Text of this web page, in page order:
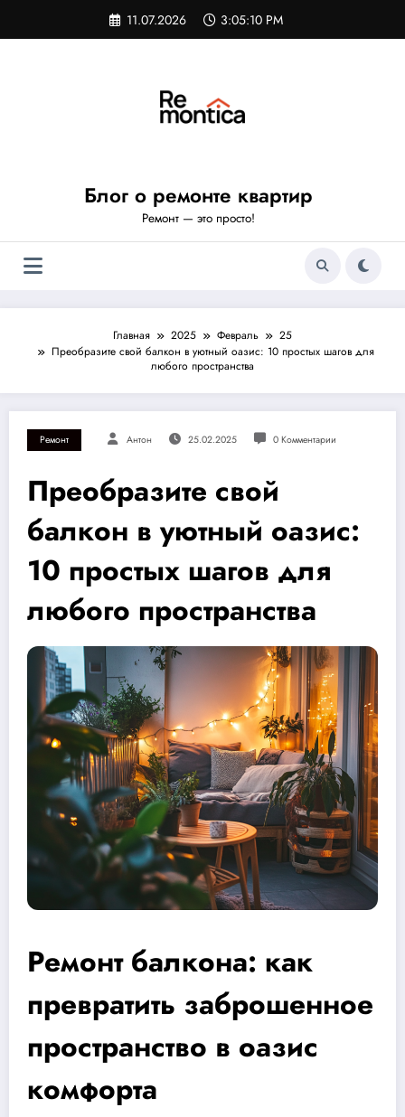
содержимому
11.07.2026 3:05:11 PM
Блог о ремонте квартир
Ремонт — это просто!
Главная 2025 Февраль
25
Преобразите свой балкон в уютный оазис: 10 простых шагов для
любого пространства
Ремонт Антон 25.02.2025 0 Комментарии
Преобразите свой
балкон в уютный оазис:
10 простых шагов для
любого пространства
Ремонт балкона: как
превратить заброшенное
пространство в оазис
комфорта